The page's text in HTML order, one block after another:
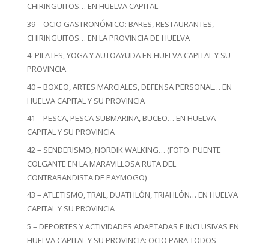
CHIRINGUITOS… EN HUELVA CAPITAL
39 – OCIO GASTRONÓMICO: BARES, RESTAURANTES,
CHIRINGUITOS… EN LA PROVINCIA DE HUELVA
4. PILATES, YOGA Y AUTOAYUDA EN HUELVA CAPITAL Y SU
PROVINCIA
40 – BOXEO, ARTES MARCIALES, DEFENSA PERSONAL… EN
HUELVA CAPITAL Y SU PROVINCIA
41 – PESCA, PESCA SUBMARINA, BUCEO… EN HUELVA
CAPITAL Y SU PROVINCIA
42 – SENDERISMO, NORDIK WALKING… (FOTO: PUENTE
COLGANTE EN LA MARAVILLOSA RUTA DEL
CONTRABANDISTA DE PAYMOGO)
43 – ATLETISMO, TRAIL, DUATHLÓN, TRIAHLÓN… EN HUELVA
CAPITAL Y SU PROVINCIA
5 – DEPORTES Y ACTIVIDADES ADAPTADAS E INCLUSIVAS EN
HUELVA CAPITAL Y SU PROVINCIA: OCIO PARA TODOS